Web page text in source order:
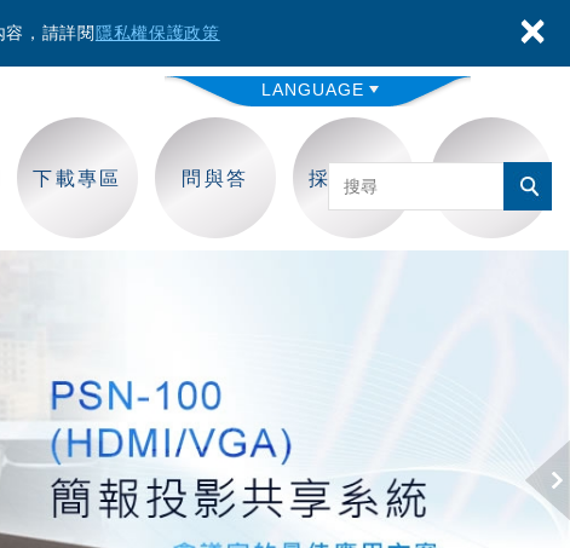
，請詳閱 隱私權保護政策 ×
LANGUAGE
下載專區 問與答 採購保固 聯絡我們